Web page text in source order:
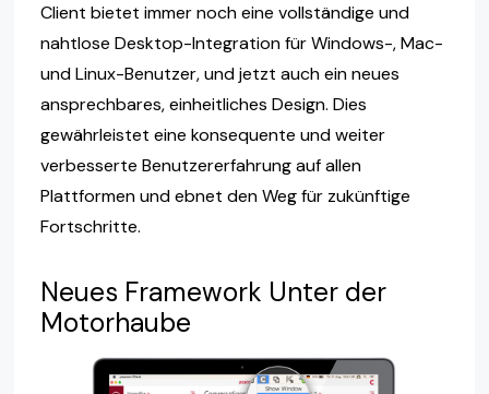
Client bietet immer noch eine vollständige und
nahtlose Desktop-Integration für Windows-, Mac-
und Linux-Benutzer, und jetzt auch ein neues
ansprechbares, einheitliches Design. Dies
gewährleistet eine konsequente und weiter
verbesserte Benutzererfahrung auf allen
Plattformen und ebnet den Weg für zukünftige
Fortschritte.
Neues Framework Unter der
Motorhaube